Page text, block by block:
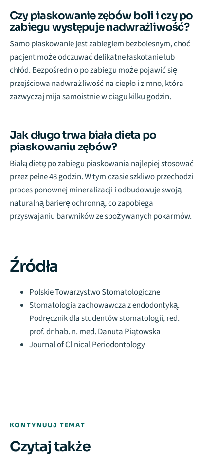
Czy piaskowanie zębów boli i czy po
zabiegu występuje nadwrażliwość?
Samo piaskowanie jest zabiegiem bezbolesnym, choć
pacjent może odczuwać delikatne łaskotanie lub
chłód. Bezpośrednio po zabiegu może pojawić się
przejściowa nadwrażliwość na ciepło i zimno, która
zazwyczaj mija samoistnie w ciągu kilku godzin.
Jak długo trwa biała dieta po
piaskowaniu zębów?
Białą dietę po zabiegu piaskowania najlepiej stosować
przez pełne 48 godzin. W tym czasie szkliwo przechodzi
proces ponownej mineralizacji i odbudowuje swoją
naturalną barierę ochronną, co zapobiega
przyswajaniu barwników ze spożywanych pokarmów.
Źródła
Polskie Towarzystwo Stomatologiczne
Stomatologia zachowawcza z endodontyką.
Podręcznik dla studentów stomatologii, red.
prof. dr hab. n. med. Danuta Piątowska
Journal of Clinical Periodontology
KONTYNUUJ TEMAT
Czytaj także